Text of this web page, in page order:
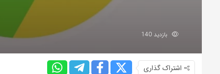
بازدید 140
اشتراک گذاری